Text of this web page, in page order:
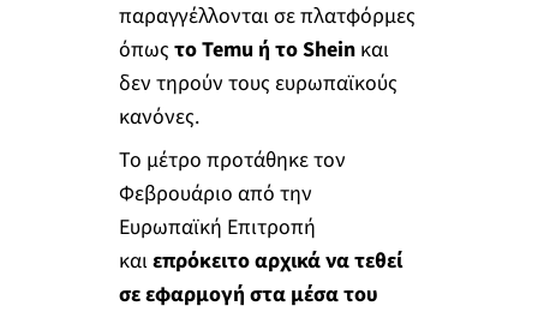
παραγγέλλονται σε πλατφόρμες
όπως το Temu ή το Sheinκαι
δεν τηρούν τους ευρωπαϊκούς
κανόνες.
Το μέτρο προτάθηκε τον
Φεβρουάριο από την
Ευρωπαϊκή Επιτροπή
καιεπρόκειτο αρχικά να τεθεί
σε εφαρμογή στα μέσα του